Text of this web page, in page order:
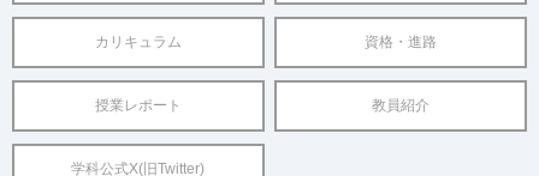
カリキュラム 資格・進路
授業レポート 教員紹介
学科公式X(旧Twitter)